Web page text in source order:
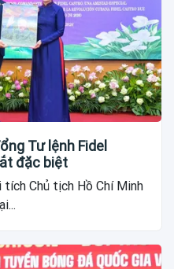
Tư lệnh Fidel
đặc biệt
Chủ tịch Hồ Chí Minh